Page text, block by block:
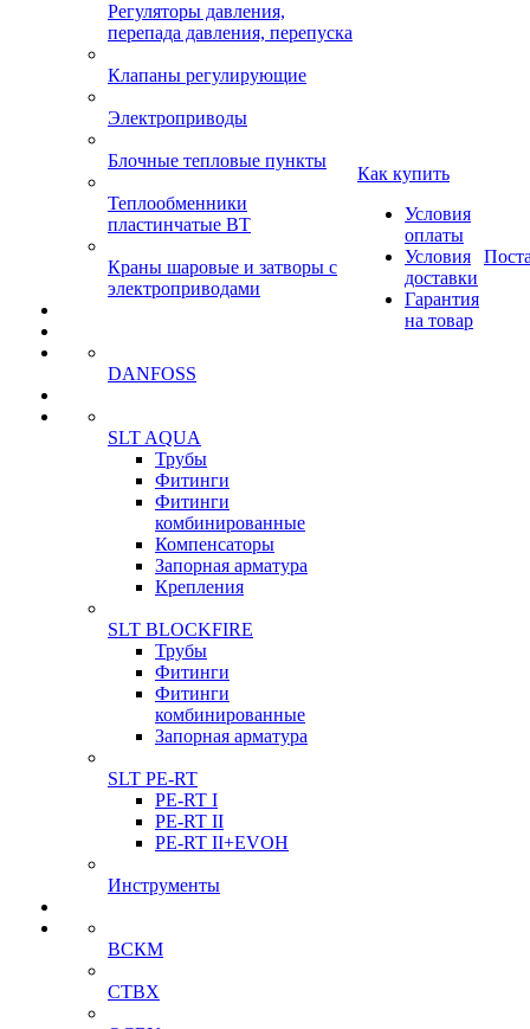
Регуляторы давления,
перепада давления, перепуска
Клапаны регулирующие
Электроприводы
Блочные тепловые пункты
Теплообменники
пластинчатые ВТ
Краны шаровые и затворы с
электроприводами
DANFOSS
SLT AQUA
Трубы
Фитинги
Фитинги
комбинированные
Компенсаторы
Запорная арматура
Крепления
SLT BLOCKFIRE
Трубы
Фитинги
Фитинги
комбинированные
Запорная арматура
SLT PE-RT
PE-RT I
PE-RT II
PE-RT II+EVOH
Инструменты
ВСКМ
СТВХ
Как купить
Условия
оплаты
Условия
доставки
Гарантия
на товар